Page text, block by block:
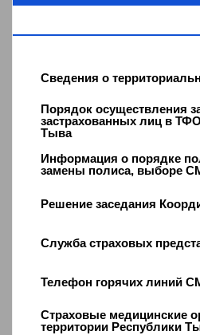
Сведения о
Порядок осуществления
застрахованных лиц в
Тыва
Информация о порядке
замены полиса, выборе
Решение заседания
Служба страховых
Телефон горячих линий
Страховые медицинские
территории Республики